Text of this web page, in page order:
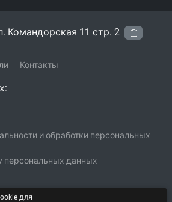
Командорская 11 стр. 2
Контакты
и обработки персональных
персональных данных
для